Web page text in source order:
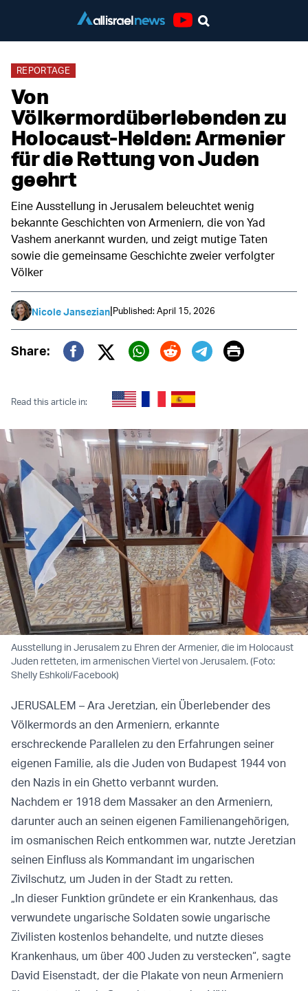
REPORTAGE
Von
Völkermordüberlebenden zu
Holocaust-Helden: Armenier
für die Rettung von Juden
geehrt
Eine Ausstellung in Jerusalem beleuchtet wenig
bekannte Geschichten von Armeniern, die von Yad
Vashem anerkannt wurden, und zeigt mutige Taten
sowie die gemeinsame Geschichte zweier verfolgter
Völker
Nicole Jansezian|Published: April 15, 2026
Share:
Twitter (X)
Print
Read this article in:
Ausstellung in Jerusalem zu Ehren der Armenier, die im Holocaust
Juden retteten, im armenischen Viertel von Jerusalem. (Foto:
Shelly Eshkoli/Facebook)
JERUSALEM – Ara Jeretzian, ein Überlebender des
Völkermords an den Armeniern, erkannte
erschreckende Parallelen zu den Erfahrungen seiner
eigenen Familie, als die Juden von Budapest 1944 von
den Nazis in ein Ghetto verbannt wurden.
Nachdem er 1918 dem Massaker an den Armeniern,
darunter auch an seinen eigenen Familienangehörigen,
im osmanischen Reich entkommen war, nutzte Jeretzian
seinen Einfluss als Kommandant im ungarischen
Zivilschutz, um Juden in der Stadt zu retten.
„In dieser Funktion gründete er ein Krankenhaus, das
verwundete ungarische Soldaten sowie ungarische
Zivilisten kostenlos behandelte, und nutzte dieses
Krankenhaus, um über 400 Juden zu verstecken“, sagte
David Eisenstadt, der die Plakate von neun Armeniern